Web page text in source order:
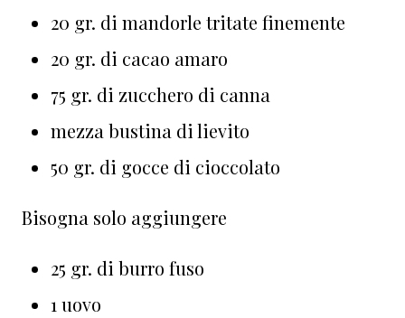
20 gr. di mandorle tritate finemente
20 gr. di cacao amaro
75 gr. di zucchero di canna
mezza bustina di lievito
50 gr. di gocce di cioccolato
Bisogna solo aggiungere
25 gr. di burro fuso
1 uovo